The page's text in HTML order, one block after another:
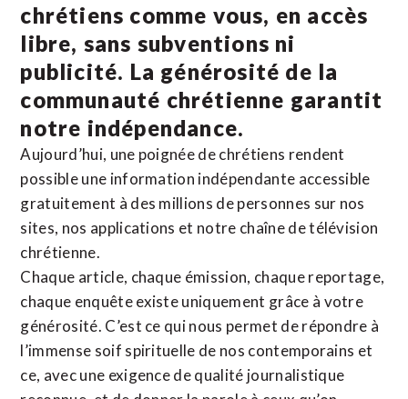
chrétiens comme vous, en accès
libre, sans subventions ni
publicité. La générosité de la
communauté chrétienne garantit
notre indépendance.
Aujourd’hui, une poignée de chrétiens rendent
possible une information indépendante accessible
gratuitement à des millions de personnes sur nos
sites, nos applications et notre chaîne de télévision
chrétienne.
Chaque article, chaque émission, chaque reportage,
chaque enquête existe uniquement grâce à votre
générosité. C’est ce qui nous permet de répondre à
l’immense soif spirituelle de nos contemporains et
ce, avec une exigence de qualité journalistique